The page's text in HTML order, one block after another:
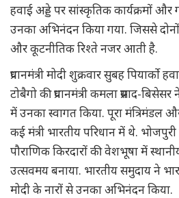
हवाई अड्डे पर सांस्कृतिक कार्यक्रमों
उनका अभिनंदन किया गया. जिससे
और कूटनीतिक रिश्ते नजर आती है.
प्रधानमंत्री मोदी शुक्रवार सुबह पियार्को
टोबैगो की प्रधानमंत्री कमला प्रसाद-
में उनका स्वागत किया. पूरा मंत्रिमंडल
कई मंत्री भारतीय परिधान में थे.
पौराणिक किरदारों की वेशभूषा में
उत्सवमय बनाया. भारतीय समुदाय ने
मोदी के नारों से उनका अभिनंदन किया.